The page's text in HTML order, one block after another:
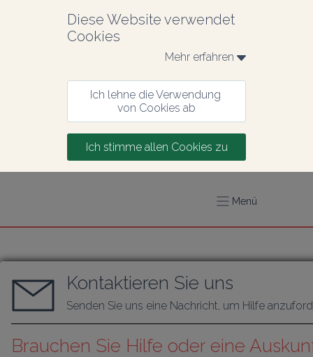
Diese Website verwendet
Cookies
Mehr erfahren
Ich lehne die Verwendung
von Cookies ab
Ich stimme allen Cookies zu
Menü
Kontaktieren Sie uns
Senden Sie uns eine Nachricht, um Hilfe
Brauchen Sie Hilfe oder eine